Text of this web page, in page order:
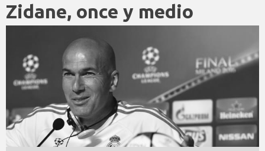
Zidane, once y medio